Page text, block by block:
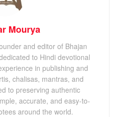
Mourya
and editor of Bhajan
to Hindi devotional
in publishing and
chalisas, mantras, and
to preserving authentic
accurate, and easy-to-
around the world.